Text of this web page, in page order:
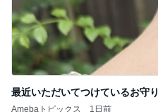
最近いただいてつけているお守り
Amebaトピックス 1日前